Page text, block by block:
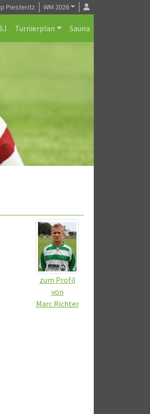
Piesteritz WM 2026
Turnierplan Sauna
zum Profil
von
Marc Richter